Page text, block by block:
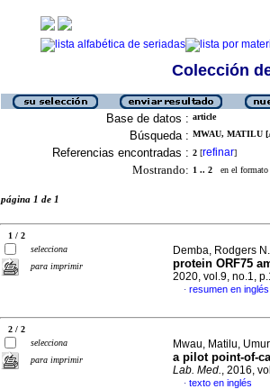
Colección
Base de datos : article
Búsqueda : MWAU, MATILU
Referencias encontradas : 2 [refinar]
Mostrando: 1 .. 2 en el formato
página 1 de 1
1 / 2
selecciona
para imprimir
Demba, Rodgers
protein ORF75
2020, vol.9, no.1,
· resumen en inglés
2 / 2
selecciona
para imprimir
Mwau, Matilu,
a pilot point-of-
Lab. Med., 2016,
· texto en inglés